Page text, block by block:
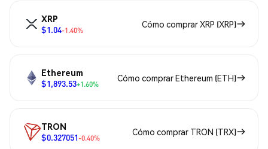
XRP
$1.04-1.40%
Cómo comprar XRP (XRP)
Ethereum
$1,893.53+1.60%
Cómo comprar Ethereum (ETH)
TRON
$0.327051-0.40%
Cómo comprar TRON (TRX)